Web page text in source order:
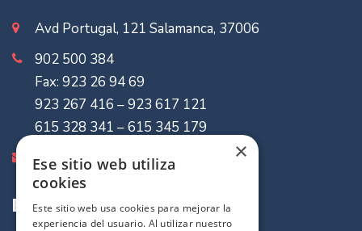
Avd Portugal, 121 Salamanca, 37006
902 500 384
Fax: 923 26 94 69
923 267 416 – 923 617 121
615 328 341 – 615 345 179
info@mvaseguradores.com
Enlaces de Interes
×
Ese sitio web utiliza
cookies
Este sitio web usa cookies para mejorar la
experiencia del usuario. Al utilizar nuestro